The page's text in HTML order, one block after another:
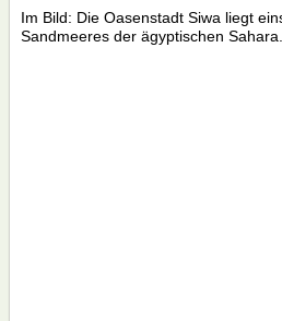
Im Bild: Die Oasenstadt Siwa liegt
Sandmeeres der ägyptischen Sahara.